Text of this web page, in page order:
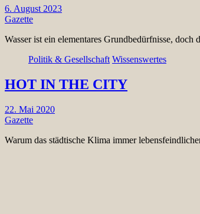
6. August 2023
Gazette
Wasser ist ein elementares Grundbedürfnisse,
Politik & Gesellschaft Wissenswertes
HOT IN THE CITY
22. Mai 2020
Gazette
Warum das städtische Klima immer